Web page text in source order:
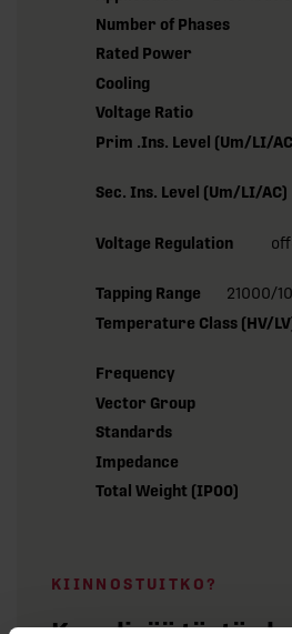
Number of Phases
Rated Power
Cooling
Voltage Ratio
Prim .Ins. Level (Um/LI/
Sec. Ins. Level (Um/LI/AC)
Voltage Regulation
Tapping Range
21000/
Temperature Class (HV/
Frequency
Vector Group
Standards
Impedance
Total Weight (IP00)
KIINNOSTUITKO?